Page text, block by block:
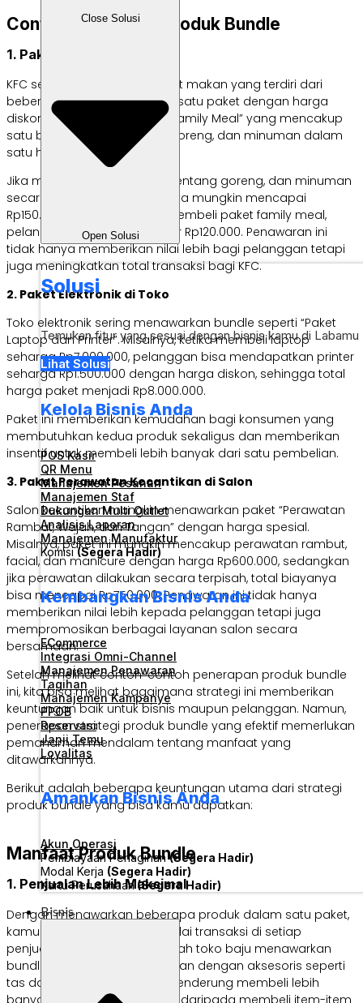
Close Solusi
Open Solusi
Solusi
Temukan fitur yang sesuai dengan bisnis kamu di Labamu
Lihat Solusi
Kelola Bisnis Anda
POS Kasir
QR Menu
Manajemen Pesanan
Manajemen Staf
Dukungan Multi Outlet
Analisis Laporan
Manajemen Manufaktur
Komisi(Segera Hadir)
Kembangkan Bisnis Anda
ECommerce
Integrasi Omni-Channel
Manajemen Penawaran
Tagihan
Manajemen Kampanye
PPOB
Reservasi
Janji Temu
Loyalitas
Amankan Bisnis Anda
Akun Operasi
Pembiayaan Penagihan(Segera Hadir)
Modal Kerja (Segera Hadir)
Kartu Perusahaan (Segera Hadir)
Bisnis
Contoh Penerapan Produk Bundle
1. Paket Makanan di KFC
KFC sering menawarkan paket makan yang terdiri dari
beberapa item menu dalam satu paket dengan harga
diskon. Misalnya, paket “KFC Family Meal” yang mencakup
satu bucket ayam, kentang goreng, dan minuman dalam
satu harga spesial.
Jika membeli bucket ayam, kentang goreng, dan minuman
secara terpisah, total biayanya mungkin mencapai
Rp150.000. Namun, dengan membeli paket family meal,
pelanggan hanya membayar Rp120.000. Penawaran ini
tidak hanya memberikan nilai lebih bagi pelanggan tetapi
juga meningkatkan total transaksi bagi KFC.
2. Paket Elektronik di Toko
Toko elektronik sering menawarkan bundle seperti “Paket
Laptop dan Printer”. Misalnya, ketika membeli laptop
seharga Rp7.000.000, pelanggan bisa mendapatkan printer
seharga Rp1.500.000 dengan harga diskon, sehingga total
harga paket menjadi Rp8.000.000.
Paket ini memberikan kemudahan bagi konsumen yang
membutuhkan kedua produk sekaligus dan memberikan
insentif untuk membeli lebih banyak dari satu pembelian.
3. Paket Perawatan Kecantikan di Salon
Salon kecantikan mungkin menawarkan paket “Perawatan
Rambut, Wajah, dan Tangan” dengan harga spesial.
Misalnya, paket ini mungkin mencakup perawatan rambut,
facial, dan manicure dengan harga Rp600.000, sedangkan
jika perawatan dilakukan secara terpisah, total biayanya
bisa mencapai Rp750.000. Penawaran ini tidak hanya
memberikan nilai lebih kepada pelanggan tetapi juga
mempromosikan berbagai layanan salon secara
bersamaan.
Setelah melihat contoh-contoh penerapan produk bundle
ini, kita bisa melihat bagaimana strategi ini memberikan
keuntungan baik untuk bisnis maupun pelanggan. Namun,
penerapan strategi produk bundle yang efektif memerlukan
pemahaman mendalam tentang manfaat yang
ditawarkannya.
Berikut adalah beberapa keuntungan utama dari strategi
produk bundle yang bisa kamu dapatkan:
Manfaat Produk Bundle
1. Penjualan Lebih Maksimal
Dengan menawarkan beberapa produk dalam satu paket,
kamu dapat meningkatkan nilai transaksi di setiap
penjualan. Misalnya, jika sebuah toko baju menawarkan
bundle berupa satu set pakaian dengan aksesoris seperti
tas dan sepatu, pelanggan cenderung membeli lebih
banyak dalam satu transaksi daripada membeli item-item